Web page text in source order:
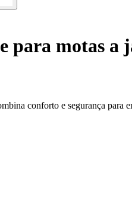
para motas a
conforto e segurança para